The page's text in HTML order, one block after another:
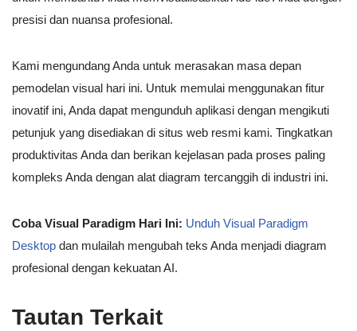
presisi dan nuansa profesional.
Kami mengundang Anda untuk merasakan masa depan
pemodelan visual hari ini. Untuk memulai menggunakan fitur
inovatif ini, Anda dapat mengunduh aplikasi dengan mengikuti
petunjuk yang disediakan di situs web resmi kami. Tingkatkan
produktivitas Anda dan berikan kejelasan pada proses paling
kompleks Anda dengan alat diagram tercanggih di industri ini.
Coba Visual Paradigm Hari Ini: Unduh Visual Paradigm
Desktop dan mulailah mengubah teks Anda menjadi diagram
profesional dengan kekuatan AI.
Tautan Terkait